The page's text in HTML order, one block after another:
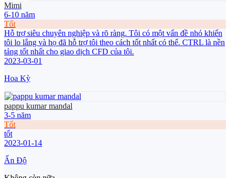
Mimi
6-10 năm
Tốt
Hỗ trợ siêu chuyên nghiệp và rõ ràng. Tôi có một vấn đề nhỏ khiến
tôi lo lắng và họ đã hỗ trợ tôi theo cách tốt nhất có thể. CTRL là nền
tảng tốt nhất cho giao dịch CFD của tôi.
2023-03-01
Hoa Kỳ
pappu kumar mandal
3-5 năm
Tốt
tốt
2023-01-14
Ấn Độ